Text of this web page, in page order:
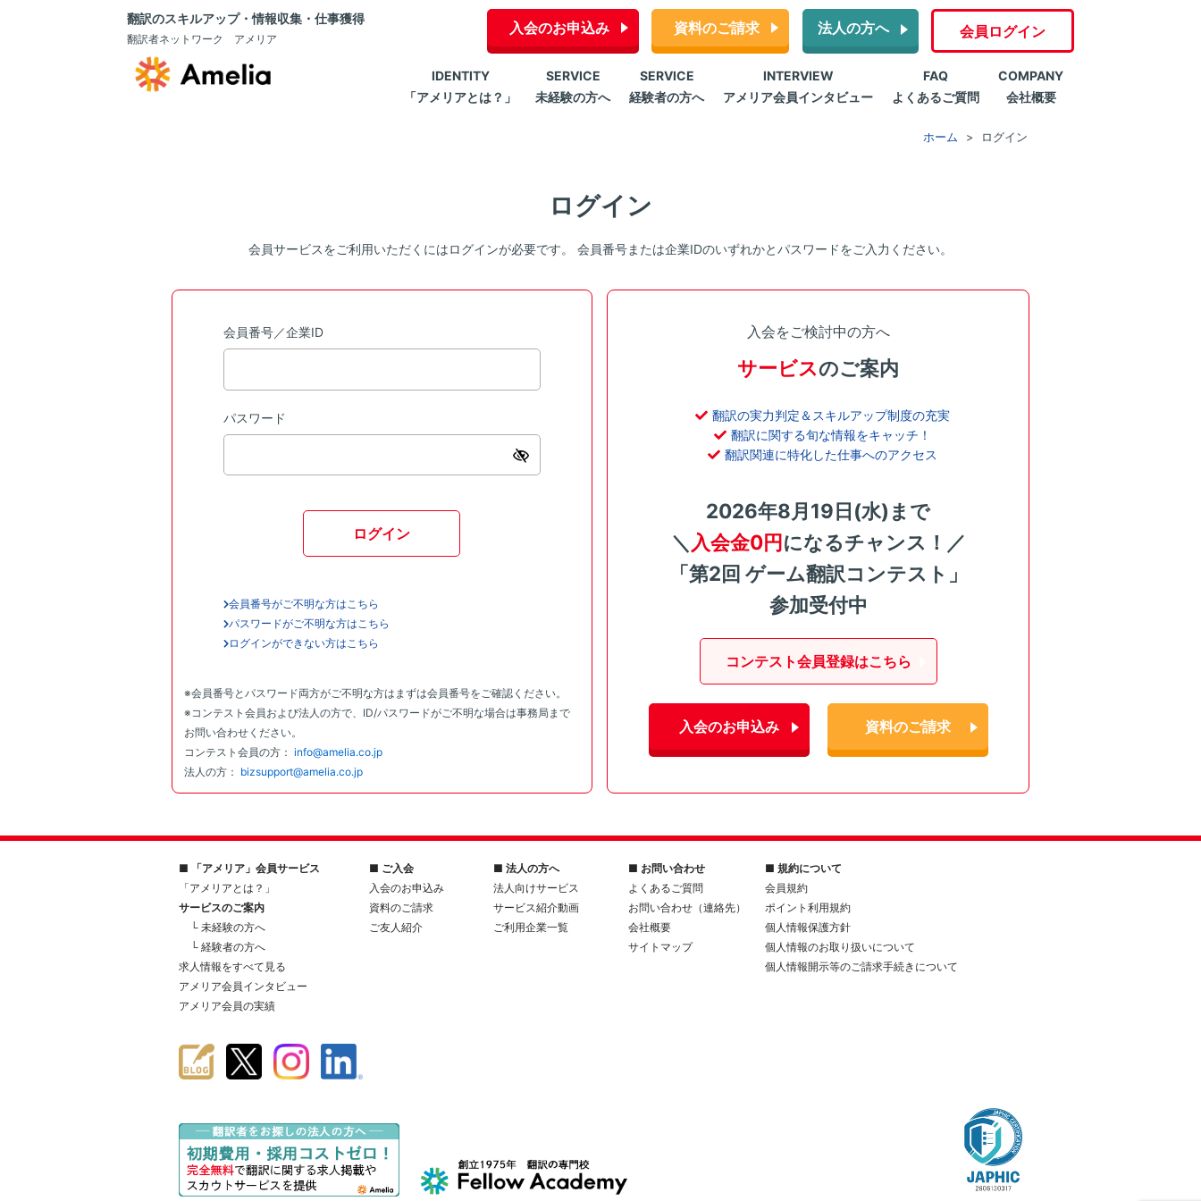
翻訳のスキルアップ・情報収集・仕事獲得
翻訳者ネットワーク アメリア
入会のお申込み 資料のご請求 法人の方へ 会員ログイン
IDENTITY
「アメリアとは？」
SERVICE
未経験の方へ
SERVICE
経験者の方へ
INTERVIEW
アメリア会員インタビュー
FAQ
よくあるご質問
COMPANY
会社概要
ホーム ログイン
ログイン
会員サービスをご利用いただくにはログインが必要です。 会員番号または企業IDのいずれかとパスワードをご入力ください。
会員番号／企業ID
パスワード
ログイン
会員番号がご不明な方はこちら
パスワードがご不明な方はこちら
ログインができない方はこちら
※会員番号とパスワード両方がご不明な方はまずは会員番号をご確認ください。
※コンテスト会員および法人の方で、ID/パスワードがご不明な場合は事務局まで
お問い合わせください。
コンテスト会員の方： info@amelia.co.jp
法人の方： bizsupport@amelia.co.jp
入会をご検討中の方へ
サービスのご案内
翻訳の実力判定＆スキルアップ制度の充実
翻訳に関する旬な情報をキャッチ！
翻訳関連に特化した仕事へのアクセス
2026年8月19日(水)まで
＼ 入会金0円になるチャンス！／
「第2回 ゲーム翻訳コンテスト」
参加受付中
コンテスト会員登録はこちら
入会のお申込み 資料のご請求
■ 「アメリア」会員サービス
「アメリアとは？」
サービスのご案内
└ 未経験の方へ
└ 経験者の方へ
求人情報をすべて見る
アメリア会員インタビュー
アメリア会員の実績
■ ご入会
入会のお申込み
資料のご請求
ご友人紹介
■ 法人の方へ
法人向けサービス
サービス紹介動画
ご利用企業一覧
■ お問い合わせ
よくあるご質問
お問い合わせ（連絡先）
会社概要
サイトマップ
■ 規約について
会員規約
ポイント利用規約
個人情報保護方針
個人情報のお取り扱いについて
個人情報開示等のご請求手続きについて